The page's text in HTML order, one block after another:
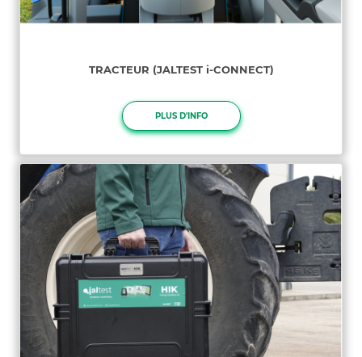
TRACTEUR (JALTEST i-CONNECT)
PLUS D'INFO